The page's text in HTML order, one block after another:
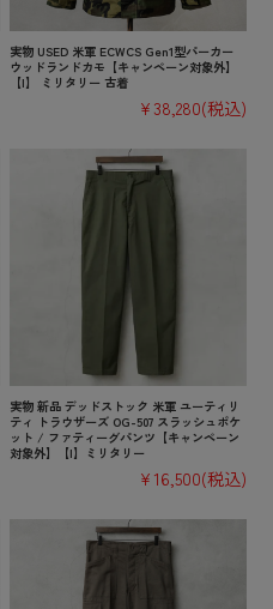
実物 USED 米軍 ECWCS Gen1型パーカー
ウッドランドカモ【キャンペーン対象外】
【I】 ミリタリー 古着
¥38,280(税込)
実物 新品 デッドストック 米軍 ユーティリ
ティ トラウザーズ OG-507 スラッシュポケ
ット / ファティーグパンツ【キャンペーン
対象外】【I】ミリタリー
¥16,500(税込)